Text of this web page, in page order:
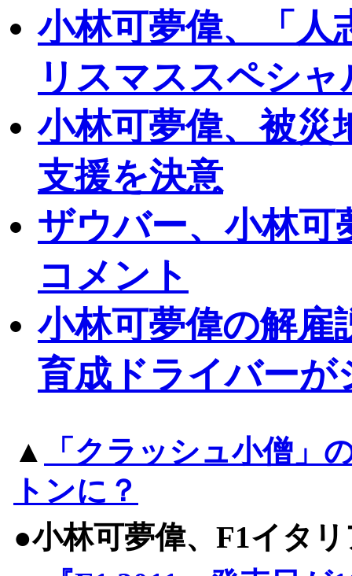
小林可夢偉、「人
リスマススペシ
小林可夢偉、被災
支援を決意
ザウバー、小林可
コメント
小林可夢偉の解
育成ドライバーが
▲
「クラッシュ小僧」
トンに？
●小林可夢偉、F1イタ